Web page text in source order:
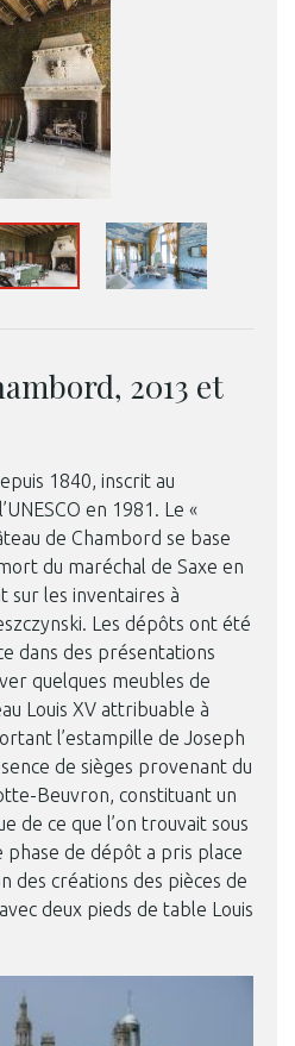
2013 et
1840, inscrit au
en 1981. Le «
de Chambord se base
du maréchal de Saxe en
sur les inventaires à
Les dépôts ont été
dans des présentations
quelques meubles de
Louis XV attribuable à
l’estampille de Joseph
de sièges provenant du
Beuvron, constituant un
de ce que l’on trouvait sous
phase de dépôt a pris place
des créations des pièces de
deux pieds de table Louis